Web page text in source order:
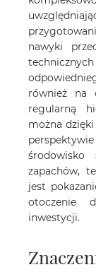
nawyki
również na
regularną
można
zapachów,
jest
otoczenie
inwestycji.